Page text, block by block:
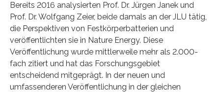
Bereits 2016 analysierten Prof. Dr. Jürgen Janek und
Prof. Dr. Wolfgang Zeier, beide damals an der JLU tätig,
die Perspektiven von Festkörperbatterien und
veröffentlichten sie in Nature Energy. Diese
Veröffentlichung wurde mittlerweile mehr als 2.000-
fach zitiert und hat das Forschungsgebiet
entscheidend mitgeprägt. In der neuen und
umfassenderen Veröffentlichung in der gleichen